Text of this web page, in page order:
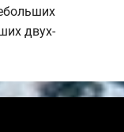
двух-